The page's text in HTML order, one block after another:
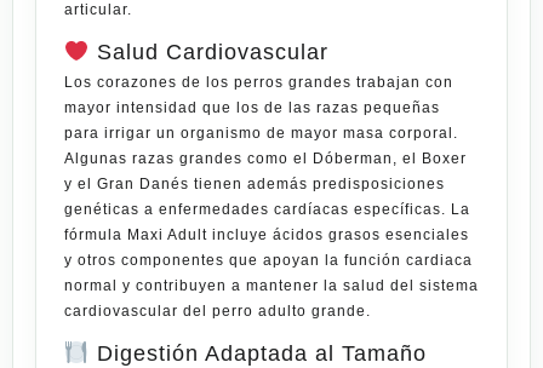
articular.
Salud Cardiovascular
Los corazones de los perros grandes trabajan con
mayor intensidad que los de las razas pequeñas
para irrigar un organismo de mayor masa corporal.
Algunas razas grandes como el Dóberman, el Boxer
y el Gran Danés tienen además predisposiciones
genéticas a enfermedades cardíacas específicas. La
fórmula Maxi Adult incluye ácidos grasos esenciales
y otros componentes que apoyan la función cardiaca
normal y contribuyen a mantener la salud del sistema
cardiovascular del perro adulto grande.
Digestión Adaptada al Tamaño